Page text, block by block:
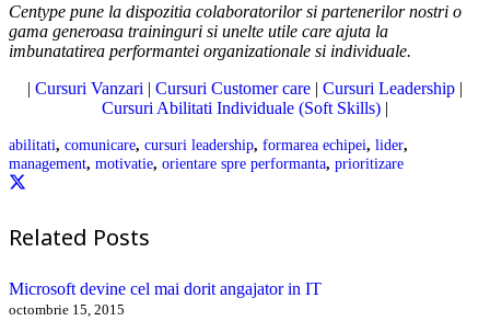
Centype pune la dispozitia colaboratorilor si partenerilor nostri o
gama generoasa traininguri si unelte utile care ajuta la
imbunatatirea performantei organizationale si individuale.
| Cursuri Vanzari | Cursuri Customer care | Cursuri Leadership |
Cursuri Abilitati Individuale (Soft Skills) |
abilitati, comunicare, cursuri leadership, formarea echipei, lider,
management, motivatie, orientare spre performanta, prioritizare
Related Posts
Microsoft devine cel mai dorit angajator in IT
octombrie 15, 2015